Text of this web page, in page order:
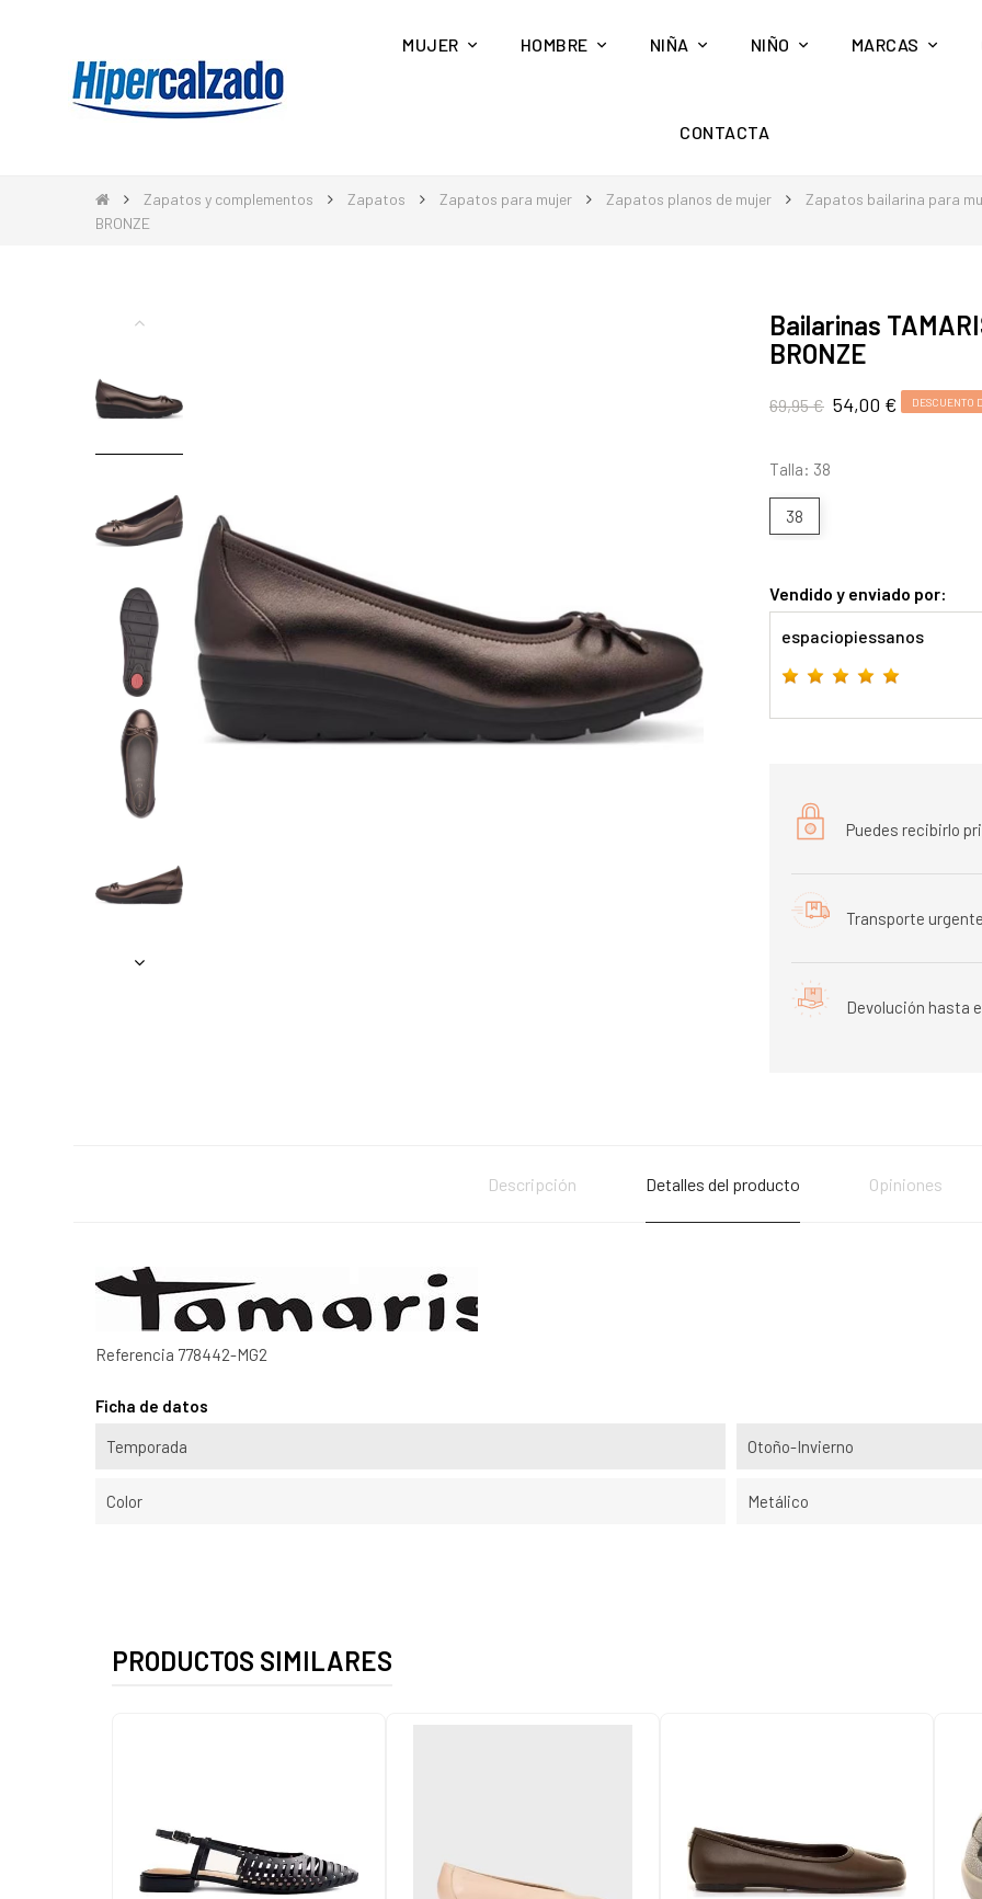
MUJER HOMBRE NIÑA NIÑO MARCAS
CONTACTA
Zapatos y complementos Zapatos Zapatos para mujer Zapatos planos de mujer Zapatos bailarina para
BRONZE
Bailarinas
BRONZE
69,95 € 54,00 € DESCUENTO
Talla: 38
38
Vendido y enviado por:
espaciopiessanos
Puedes recibirlo
Transporte
Devolución hasta
Descripción Detalles del producto Opiniones
Referencia 778442-MG2
Ficha de datos
Temporada Otoño-Invierno
Color Metálico
PRODUCTOS SIMILARES